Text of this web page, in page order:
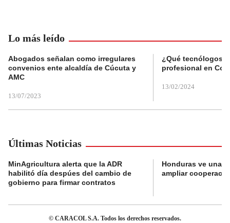
Lo más leído
Abogados señalan como irregulares
convenios ente alcaldía de Cúcuta y
AMC
13/07/2023
¿Qué tecnólogos
profesional en
13/02/2024
Últimas Noticias
MinAgricultura alerta que la ADR
habilitó día despúes del cambio de
gobierno para firmar contratos
Honduras ve una
ampliar
© CARACOL S.A. Todos los derechos reservados.